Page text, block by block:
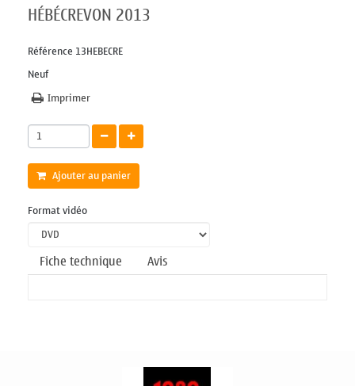
HÉBÉCREVON 2013
Référence 13HEBECRE
Neuf
Imprimer
Ajouter au panier
Format vidéo
Fiche technique Avis